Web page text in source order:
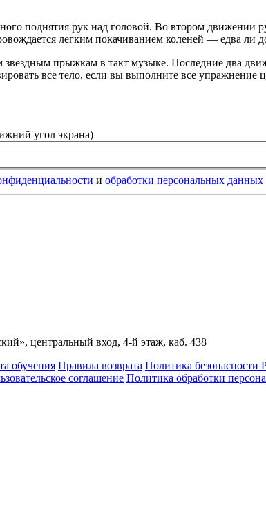
поднятия рук над головой. Во втором движении
легким покачиванием коленей — едва ли
прыжкам в такт музыке. Последние два
все тело, если вы выполните все упражнение
угол экрана)
и обработки персональных данных
центральный вход, 4-й этаж, каб. 438
обучения Правила возврата Политика безопасности
соглашение Политика обработки